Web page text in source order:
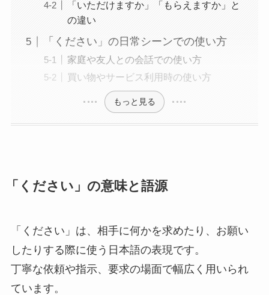
「いただけますか」「もらえますか」と
の違い
「ください」の日常シーンでの使い方
家庭や友人との会話での使い方
買い物やサービス利用時の使い方
もっと見る
「ください」の意味と語源
「ください」は、相手に何かを求めたり、お願い
したりする際に使う日本語の表現です。
丁寧な依頼や指示、要求の場面で幅広く用いられ
ています。